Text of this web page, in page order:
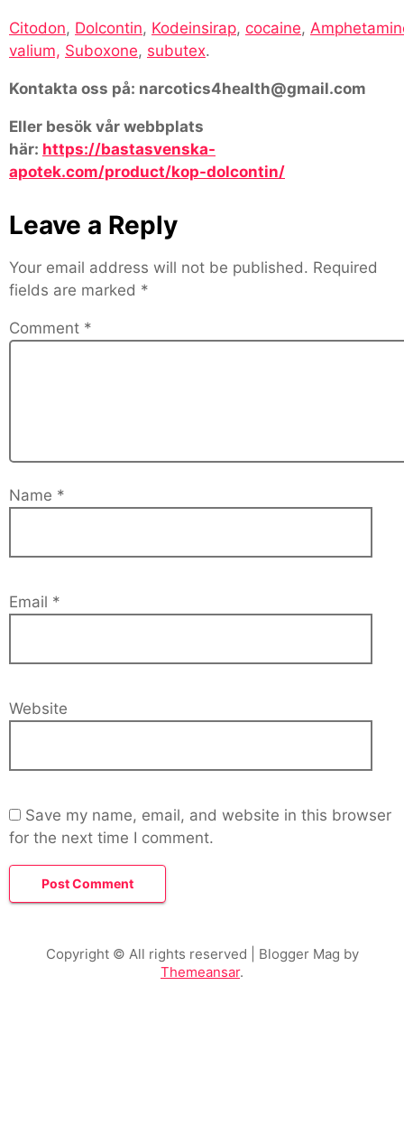
Citodon, Dolcontin, Kodeinsirap, cocaine,
valium, Suboxone, subutex.
Kontakta oss på: narcotics4health@gmail.com
Eller besök vår webbplats
här: https://bastasvenska-
apotek.com/product/kop-dolcontin/
Leave a Reply
Your email address will not be published. Required
fields are marked *
Comment *
Name *
Email *
Website
Save my name, email, and website in this browser
for the next time I comment.
Copyright © All rights reserved | Blogger Mag by
Themeansar.